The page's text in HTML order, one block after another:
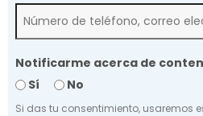
Notificarme acerca de
Sí
No
Si das tu consentimiento, usaremos